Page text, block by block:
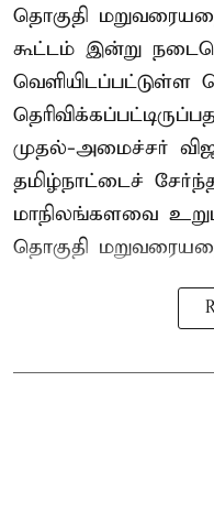
தொகுதி
கூட்டம் இன்று
வெளியிடப்பட்டுள்ள
முதல்-அமைச்சர்
தமிழ்நாட்டைச்
மாநிலங்களவை
தொகுதி